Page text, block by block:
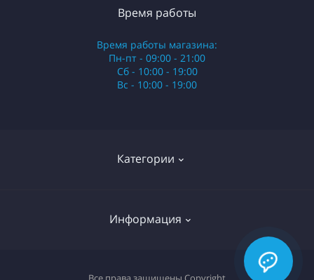
Категории
Информация
Время работы
Время работы магазина:
Пн-пт - 09:00 - 21:00
Сб - 10:00 - 19:00
Вс - 10:00 - 19:00